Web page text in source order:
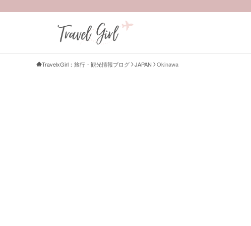
TravelxGirl：旅行・観光情報ブログ JAPAN Okinawa